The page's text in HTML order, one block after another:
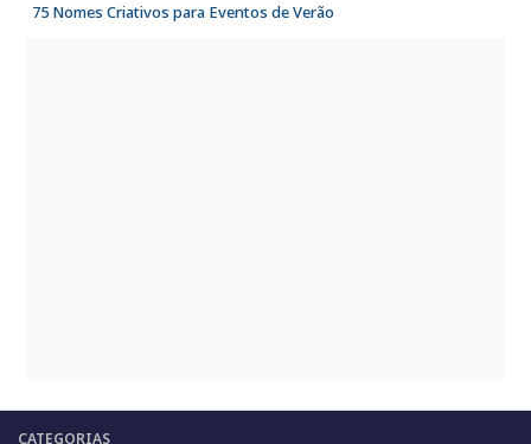
75 Nomes Criativos para Eventos de Verão
CATEGORIAS